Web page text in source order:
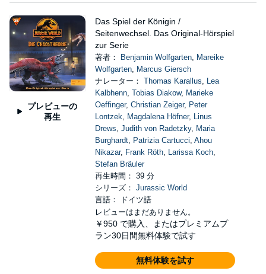
プレビューの
再生
Das Spiel der Königin /
Seitenwechsel. Das Original-Hörspiel
zur Serie
著者： Benjamin Wolfgarten, Mareike
Wolfgarten, Marcus Giersch
ナレーター： Thomas Karallus, Lea
Kalbhenn, Tobias Diakow, Marieke
Oeffinger, Christian Zeiger, Peter
Lontzek, Magdalena Höfner, Linus
Drews, Judith von Radetzky, Maria
Burghardt, Patrizia Cartucci, Ahou
Nikazar, Frank Röth, Larissa Koch,
Stefan Bräuler
再生時間： 39 分
シリーズ： Jurassic World
言語： ドイツ語
レビューはまだありません。
￥950 で購入、またはプレミアムプ
ラン30日間無料体験で試す
無料体験を試す